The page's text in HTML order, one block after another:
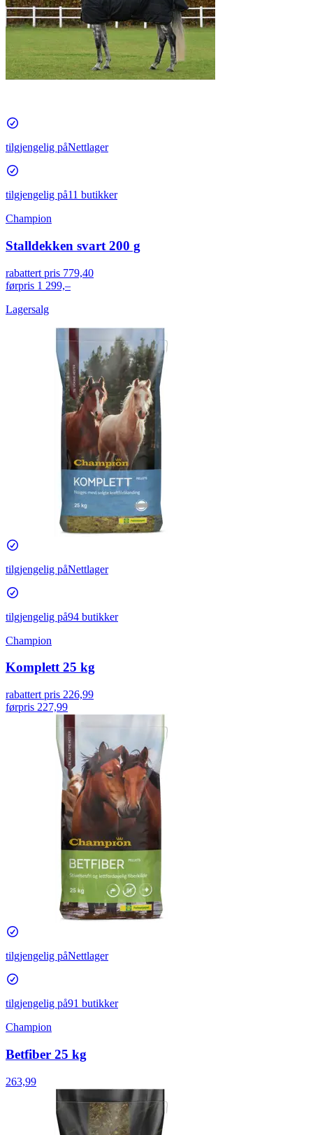
tilgjengelig påNettlager
tilgjengelig på11 butikker
Champion
Stalldekken svart 200 g
rabattert pris 779,40
førpris 1 299,–
Lagersalg
tilgjengelig påNettlager
tilgjengelig på94 butikker
Champion
Komplett 25 kg
rabattert pris 226,99
førpris 227,99
tilgjengelig påNettlager
tilgjengelig på91 butikker
Champion
Betfiber 25 kg
263,99